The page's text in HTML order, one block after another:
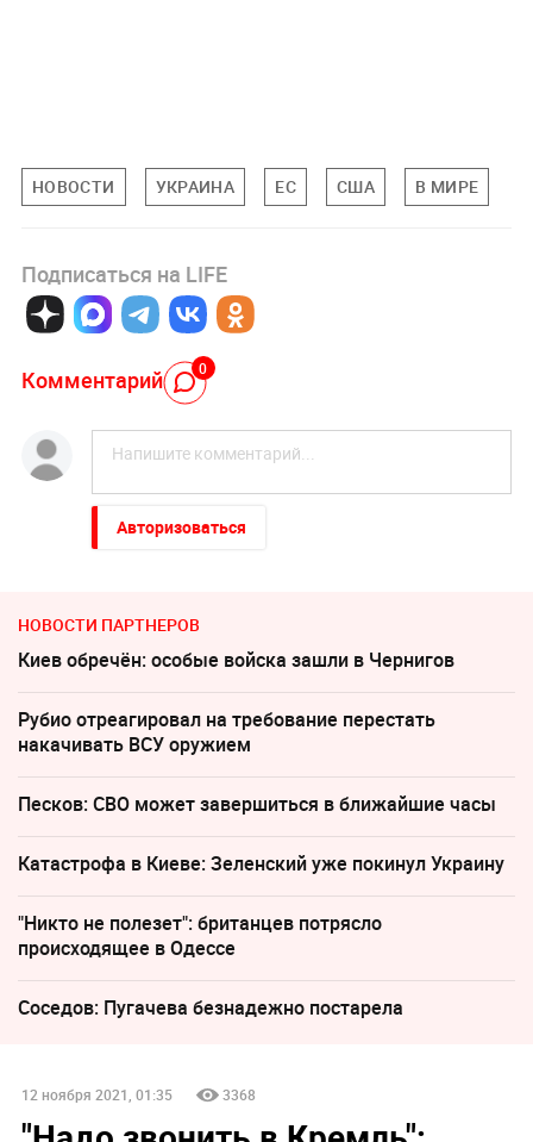
НОВОСТИ УКРАИНА ЕС США В МИРЕ
Подписаться на LIFE
Комментарий 0
Авторизоваться
НОВОСТИ ПАРТНЕРОВ
Киев обречён: особые войска зашли в Чернигов
Рубио отреагировал на требование перестать
накачивать ВСУ оружием
Песков: СВО может завершиться в ближайшие часы
Катастрофа в Киеве: Зеленский уже покинул Украину
"Никто не полезет": британцев потрясло
происходящее в Одессе
Соседов: Пугачева безнадежно постарела
12 ноября 2021, 01:35 3368